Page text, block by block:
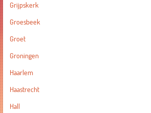
Grijpskerk
Groesbeek
Groet
Groningen
Haarlem
Haastrecht
Hall